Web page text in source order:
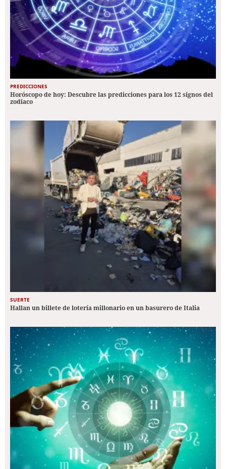
PREDICCIONES
Horóscopo de hoy: Descubre las predicciones para los 12 signos del
zodiaco
SUERTE
Hallan un billete de lotería millonario en un basurero de Italia